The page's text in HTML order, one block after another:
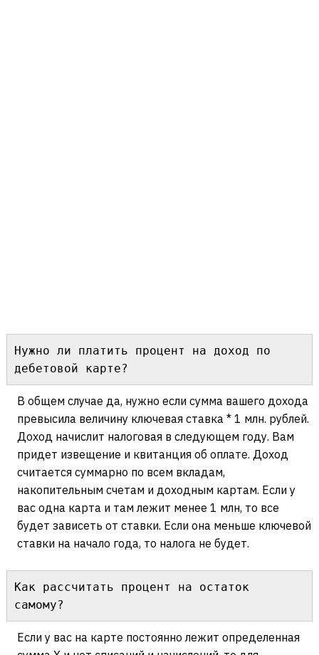
Нужно ли платить процент на доход по
дебетовой карте?
В общем случае да, нужно если сумма вашего дохода
превысила величину ключевая ставка * 1 млн. рублей.
Доход начислит налоговая в следующем году. Вам
придет извещение и квитанция об оплате. Доход
считается суммарно по всем вкладам,
накопительным счетам и доходным картам. Если у
вас одна карта и там лежит менее 1 млн, то все
будет зависеть от ставки. Если она меньше ключевой
ставки на начало года, то налога не будет.
Как рассчитать процент на остаток
самому?
Если у вас на карте постоянно лежит определенная